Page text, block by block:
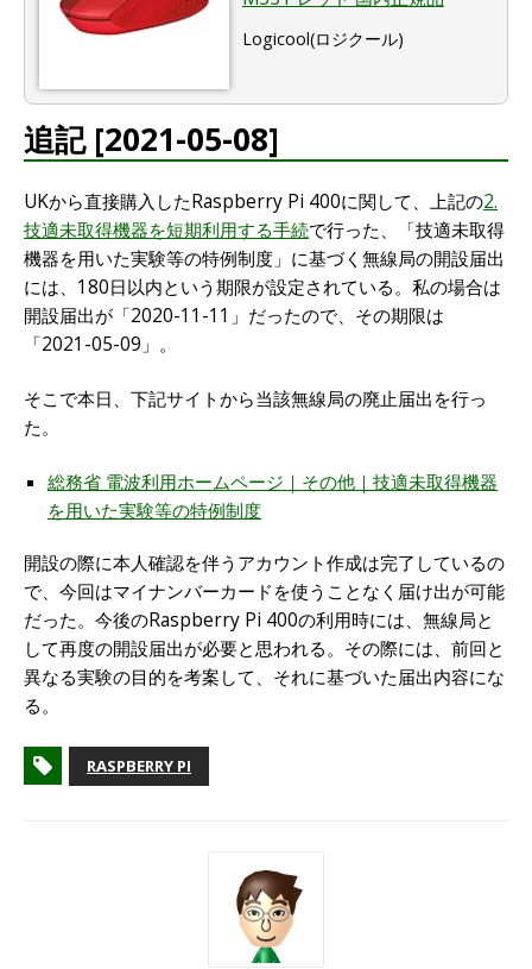
Logicool(ロジクール)
追記 [2021-05-08]
UKから直接購入したRaspberry Pi 400に関して、上記の2.
技適未取得機器を短期利用する手続で行った、「技適未取得
機器を用いた実験等の特例制度」に基づく無線局の開設届出
には、180日以内という期限が設定されている。私の場合は
開設届出が「2020-11-11」だったので、その期限は
「2021-05-09」。
そこで本日、下記サイトから当該無線局の廃止届出を行っ
た。
総務省 電波利用ホームページ｜その他｜技適未取得機器
を用いた実験等の特例制度
開設の際に本人確認を伴うアカウント作成は完了しているの
で、今回はマイナンバーカードを使うことなく届け出が可能
だった。今後のRaspberry Pi 400の利用時には、無線局と
して再度の開設届出が必要と思われる。その際には、前回と
異なる実験の目的を考案して、それに基づいた届出内容にな
る。
RASPBERRY PI